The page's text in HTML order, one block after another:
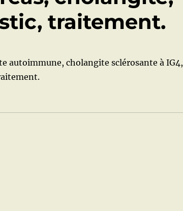
traitement.
autoimmune, cholangite sclérosante à IG4,